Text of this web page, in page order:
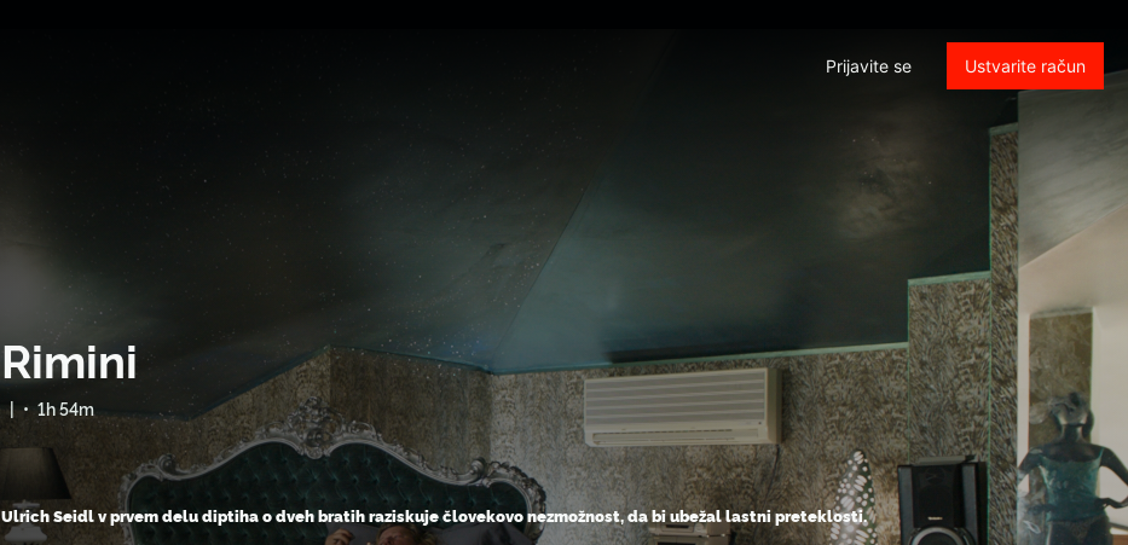
Prijavite se Ustvarite račun
Rimini
| • 1h 54m
Ulrich Seidl v prvem delu diptiha o dveh bratih raziskuje človekovo nezmožnost, da bi ubežal lastni preteklosti.